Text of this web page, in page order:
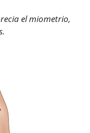
el miometrio,